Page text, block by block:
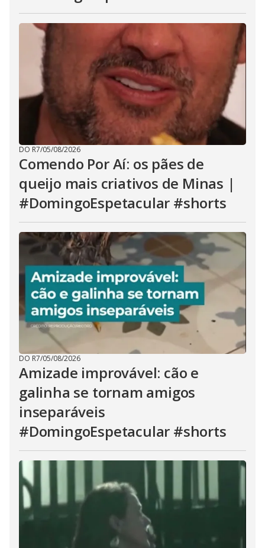
DO R7/05/08/2026
Comendo Por Aí: os pães de
queijo mais criativos de Minas |
#DomingoEspetacular #shorts
DO R7/05/08/2026
Amizade improvável: cão e
galinha se tornam amigos
inseparáveis
#DomingoEspetacular #shorts